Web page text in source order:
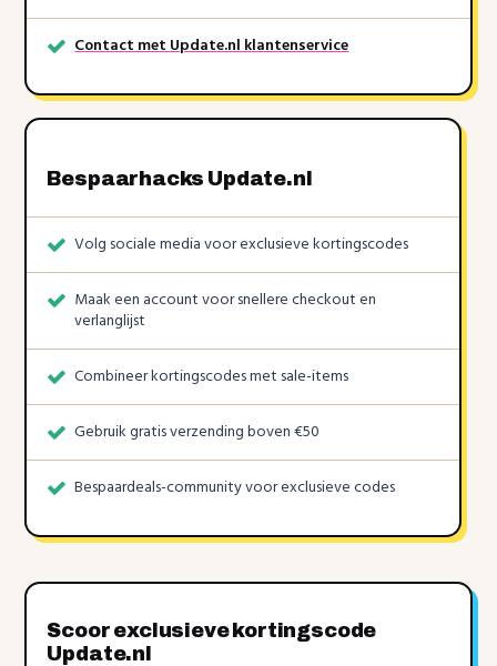
Contact met Update.nl klantenservice
Bespaarhacks Update.nl
Volg sociale media voor exclusieve kortingscodes
Maak een account voor snellere checkout en
verlanglijst
Combineer kortingscodes met sale-items
Gebruik gratis verzending boven €50
Bespaardeals-community voor exclusieve codes
Scoor exclusieve kortingscode
Update.nl